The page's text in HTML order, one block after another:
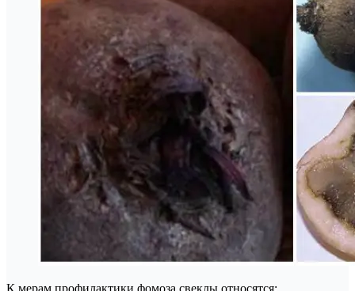
К мерам профилактики фомоза свеклы относятся: